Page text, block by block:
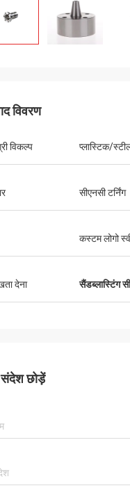
मददगार हैं।
विवरण
विकल्प प्लास्टिक/
सीएनसी टर्निंग
कस्टम लोगो
देना सैंडब्लास्टिंग
छोड़ें